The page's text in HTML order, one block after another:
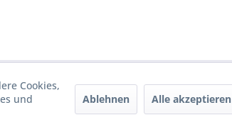
Cookies,
und
Ablehnen Alle akzeptieren